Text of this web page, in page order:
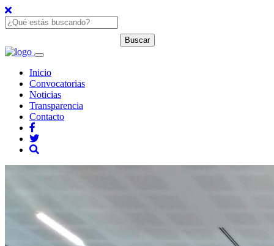
Inicio
Convocatorias
Noticias
Transparencia
Contacto